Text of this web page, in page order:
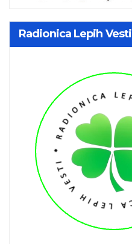
Radionica Lepih Vesti